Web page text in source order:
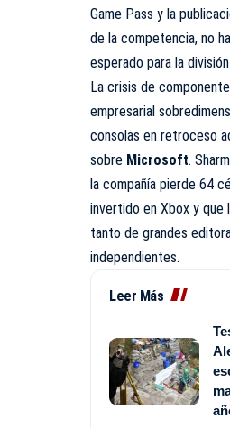
Game Pass y la
de la competencia, no
esperado para la
La crisis de
empresarial
consolas en retroceso
sobre Microsoft.
la compañía pierde 64
invertido en Xbox y que
tanto de grandes
independientes.
Leer Más